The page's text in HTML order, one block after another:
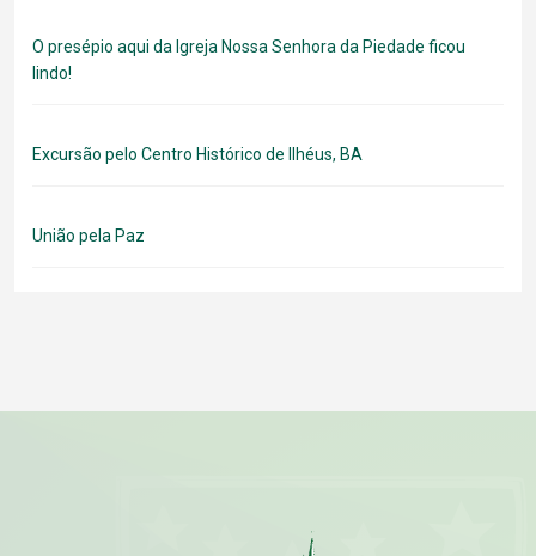
O presépio aqui da Igreja Nossa Senhora da Piedade ficou
lindo!
Excursão pelo Centro Histórico de Ilhéus, BA
União pela Paz